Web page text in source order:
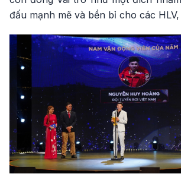
đấu mạnh mẽ và bền bỉ cho các